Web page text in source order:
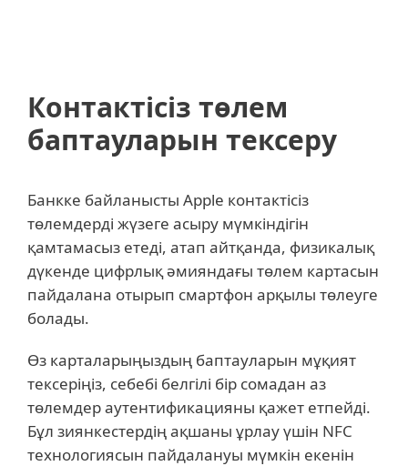
Контактісіз төлем
баптауларын тексеру
Банкке байланысты Apple контактісіз
төлемдерді жүзеге асыру мүмкіндігін
қамтамасыз етеді, атап айтқанда, физикалық
дүкенде цифрлық әмияндағы төлем картасын
пайдалана отырып смартфон арқылы төлеуге
болады.
Өз карталарыңыздың баптауларын мұқият
тексеріңіз, себебі белгілі бір сомадан аз
төлемдер аутентификацияны қажет етпейді.
Бұл зиянкестердің ақшаны ұрлау үшін NFC
технологиясын пайдалануы мүмкін екенін